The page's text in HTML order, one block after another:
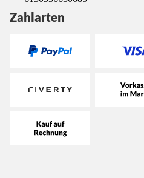
Zahlarten